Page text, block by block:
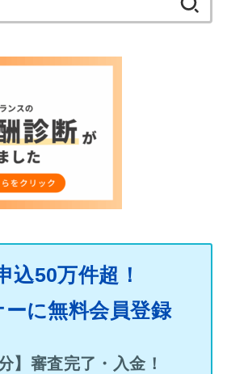
索:
込50万件超！
に無料会員登録
】審査完了・入金！